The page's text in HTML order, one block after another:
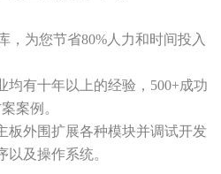
，为您节省80%人力和时间投入
均有十年以上的经验，500+成功
案例。
板外围扩展各种模块并调试开发
以及操作系统。